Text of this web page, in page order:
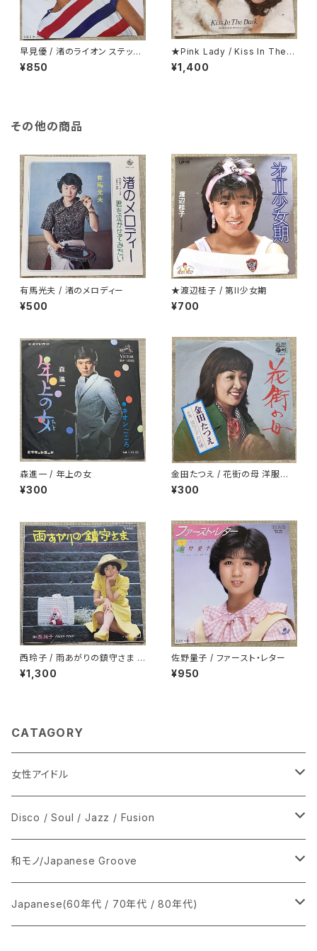
早見優 / 渚のライオン ステッカ
ー・シート付
¥850
★Pink Lady / Kiss In The D
ark 折り返し歌詞カード付
¥1,400
その他の商品
有馬光夫 / 渚のメロディー
¥500
★渡辺桂子 / 第II少女期
¥700
森進一 / 年上の女
¥300
金田たつえ / 花街の母 洋服ジャ
ケ
¥300
西玲子 / 雨あがりの鎮守さま プ
ロモ
¥1,300
佐野量子 / ファースト・レター
¥950
CATAGORY
女性アイドル
シングル盤
あ行
か行
LP
CD
Disco / Soul / Jazz / Fusion
シングル盤
A
12インチ・シングル
和モノ/Japanese Groove
シングル盤
Japanese(60年代 / 70年代 / 80年代)